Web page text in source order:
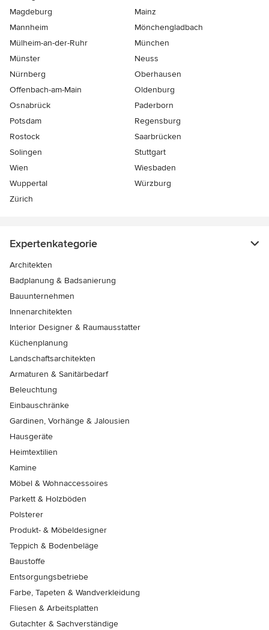
Magdeburg
Mainz
Mannheim
Mönchen­gladbach
Mülheim-an-der-Ruhr
München
Münster
Neuss
Nürnberg
Oberhausen
Offenbach-am-Main
Oldenburg
Osnabrück
Paderborn
Potsdam
Regensburg
Rostock
Saarbrücken
Solingen
Stuttgart
Wien
Wiesbaden
Wuppertal
Würzburg
Zürich
Expertenkategorie
Architekten
Badplanung & Badsanierung
Bauunternehmen
Innenarchitekten
Interior Designer & Raumausstatter
Küchenplanung
Landschaftsarchitekten
Armaturen & Sanitärbedarf
Beleuchtung
Einbauschränke
Gardinen, Vorhänge & Jalousien
Hausgeräte
Heimtextilien
Kamine
Möbel & Wohnaccessoires
Parkett & Holzböden
Polsterer
Produkt- & Möbeldesigner
Teppich & Bodenbeläge
Baustoffe
Entsorgungsbetriebe
Farbe, Tapeten & Wandverkleidung
Fliesen & Arbeitsplatten
Gutachter & Sachverständige